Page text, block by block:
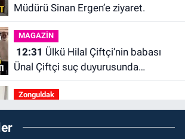
Müdürü Sinan Ergen’e ziyaret.
MAGAZİN
12:31
Ünal Çiftçi suç duyurusunda
bulundu. Birlikte çekilen kareler
ortaya çıktı.
Zonguldak
12:00Olcay Can görevine resmen
başladı.